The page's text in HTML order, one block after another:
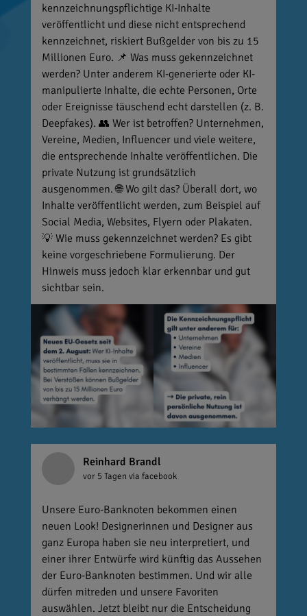
kennzeichnungspflichtige KI-Inhalte
veröffentlicht und diese nicht entsprechend
kennzeichnet, riskiert Bußgelder von bis zu 15
Millionen Euro. 📌 Was muss gekennzeichnet
werden? Unter anderem KI-generierte oder KI-
manipulierte Inhalte, die echte Personen, Orte
oder Ereignisse täuschend echt darstellen (z. B.
Deepfakes). 👥 Wer ist betroffen? Unternehmen,
Vereine, Medien, Influencer und viele weitere,
die entsprechende Inhalte veröffentlichen. Die
private Nutzung ist grundsätzlich
ausgenommen. 🌐 Wo gilt das? Überall dort, wo
Inhalte veröffentlicht werden, zum Beispiel auf
Social Media, Websites, Flyern oder Plakaten.
💡 Wie muss gekennzeichnet werden? Es gibt
keine vorgeschriebene Formulierung. Der
Hinweis muss jedoch klar erkennbar und gut
sichtbar sein.
Reinhard Brandl
vor 5 Tagen via facebook
Unsere Euro-Banknoten bekommen einen
neuen Look! Designerinnen und Designer aus
ganz Europa haben sie neu interpretiert, und
einer ihrer Entwürfe wird künftig das Aussehen
der Euro-Banknoten bestimmen. Und wir alle
dürfen mitreden und unsere Favoriten
auswählen. Jetzt bleibt nur die Entscheidung